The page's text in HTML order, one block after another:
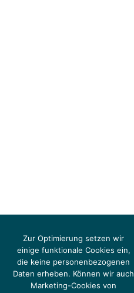
Zur Optimierung setzen wir
einige funktionale Cookies ein,
die keine personenbezogenen
Daten erheben. Können wir auch
Marketing-Cookies von